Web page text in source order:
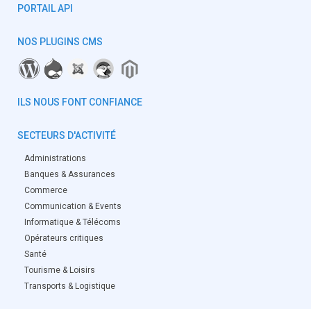
PORTAIL API
NOS PLUGINS CMS
ILS NOUS FONT CONFIANCE
SECTEURS D'ACTIVITÉ
Administrations
Banques & Assurances
Commerce
Communication & Events
Informatique & Télécoms
Opérateurs critiques
Santé
Tourisme & Loisirs
Transports & Logistique